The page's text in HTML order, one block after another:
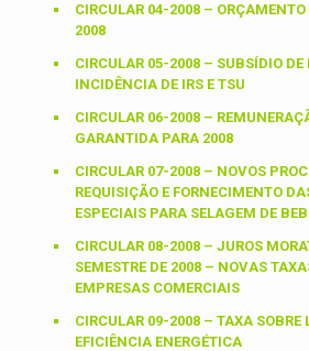
CIRCULAR 04-2008 – ORÇAMENTO
2008
CIRCULAR 05-2008 – SUBSÍDIO DE
INCIDÊNCIA DE IRS E TSU
CIRCULAR 06-2008 –
GARANTIDA PARA 2008
CIRCULAR 07-2008 – NOVOS
REQUISIÇÃO E FORNECIMENTO
ESPECIAIS PARA SELAGEM DE
CIRCULAR 08-2008 – JUROS
SEMESTRE DE 2008 – NOVAS
EMPRESAS COMERCIAIS
CIRCULAR 09-2008 – TAXA
EFICIÊNCIA ENERGÉTICA